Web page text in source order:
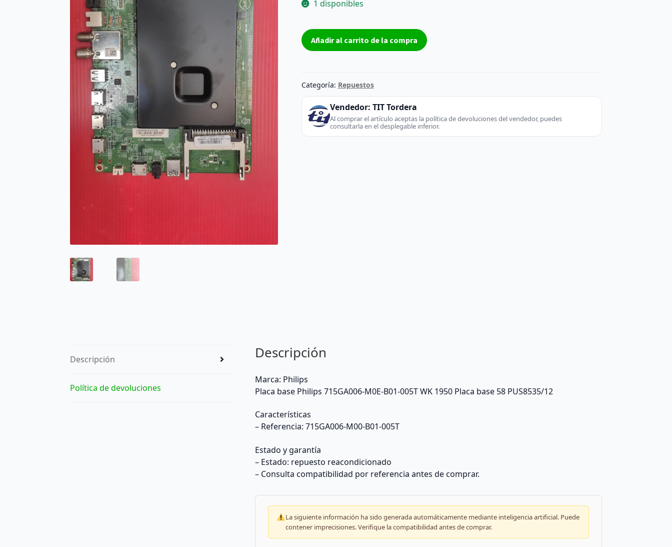
1 disponibles
Placa
Base
B01-
005T
Philips
(TV
Añadir al carrito de la compra
Categoría: Repuestos
Vendedor: TIT Tordera
Al comprar el artículo aceptas la política de devoluciones del vendedor, puedes
consultarla en el desplegable inferior.
Descripción
Política de devoluciones
Descripción
Marca: Philips
Placa base Philips 715GA006-M0E-B01-005T WK 1950 Placa base 58 PUS8535/12
Características
– Referencia: 715GA006-M00-B01-005T
Estado y garantía
– Estado: repuesto reacondicionado
– Consulta compatibilidad por referencia antes de comprar.
La siguiente información ha sido generada automáticamente mediante inteligencia artificial. Puede
contener imprecisiones. Verifique la compatibilidad antes de comprar.